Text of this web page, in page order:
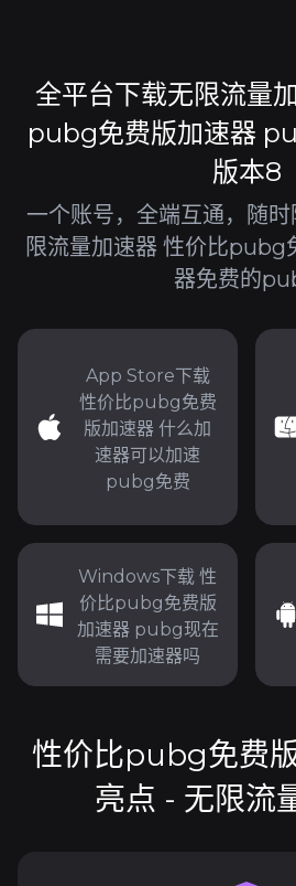
全平台下载无限流量
pubg免费版加速器
版本8
一个账号，全端互通，随
限流量加速器 性价比pubg
器免费的
App Store下载
性价比pubg免费
版加速器 什么加
速器可以加速
pubg免费
Windows下载 性
价比pubg免费版
加速器 pubg现在
需要加速器吗
性价比pubg免费
亮点 - 无限流